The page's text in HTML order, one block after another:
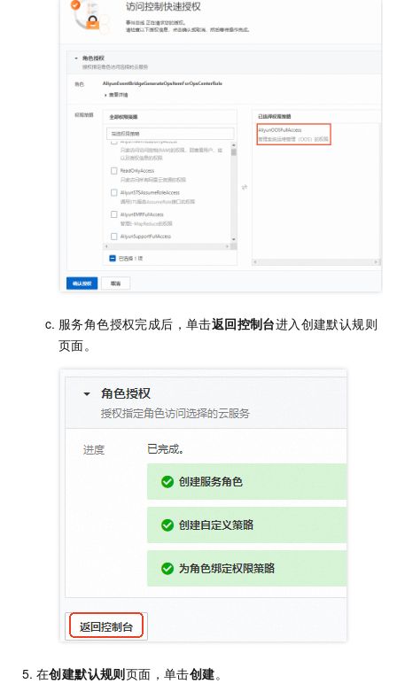
服务角色授权完成后，单击返回控制台进入创建默认规则
页面。
在创建默认规则页面，单击创建。